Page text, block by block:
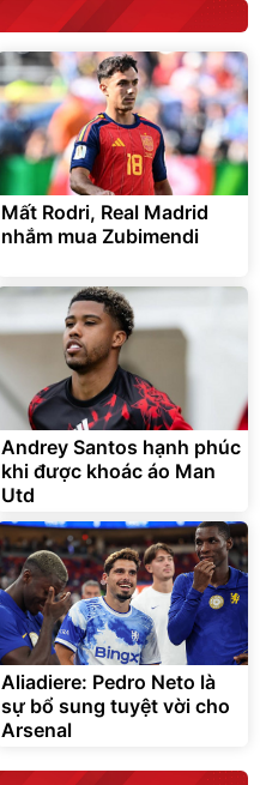
Mất Rodri, Real Madrid
nhắm mua Zubimendi
Andrey Santos hạnh phúc
khi được khoác áo Man
Utd
Aliadiere: Pedro Neto là
sự bổ sung tuyệt vời cho
Arsenal